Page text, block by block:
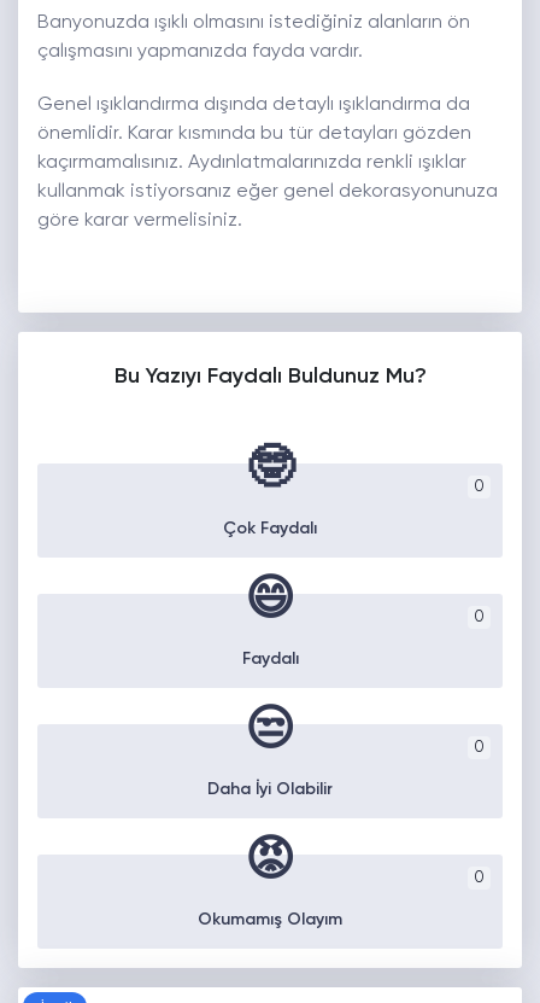
Banyonuzda ışıklı olmasını istediğiniz alanların ön
çalışmasını yapmanızda fayda vardır.
Genel ışıklandırma dışında detaylı ışıklandırma da
önemlidir. Karar kısmında bu tür detayları gözden
kaçırmamalısınız. Aydınlatmalarınızda renkli ışıklar
kullanmak istiyorsanız eğer genel dekorasyonunuza
göre karar vermelisiniz.
Bu Yazıyı Faydalı Buldunuz Mu?
0
🤓
Çok Faydalı
0
😄
Faydalı
0
😒
Daha İyi Olabilir
0
😡
Okumamış Olayım